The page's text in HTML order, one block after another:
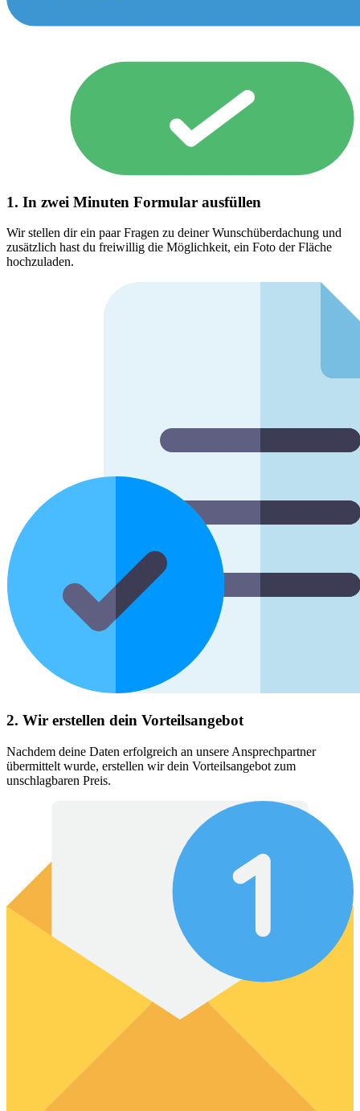
1. In zwei Minuten Formular ausfüllen
Wir stellen dir ein paar Fragen zu deiner Wunschüberdachung und
zusätzlich hast du freiwillig die Möglichkeit, ein Foto der Fläche
hochzuladen.
2. Wir erstellen dein Vorteilsangebot
Nachdem deine Daten erfolgreich an unsere Ansprechpartner
übermittelt wurde, erstellen wir dein Vorteilsangebot zum
unschlagbaren Preis.